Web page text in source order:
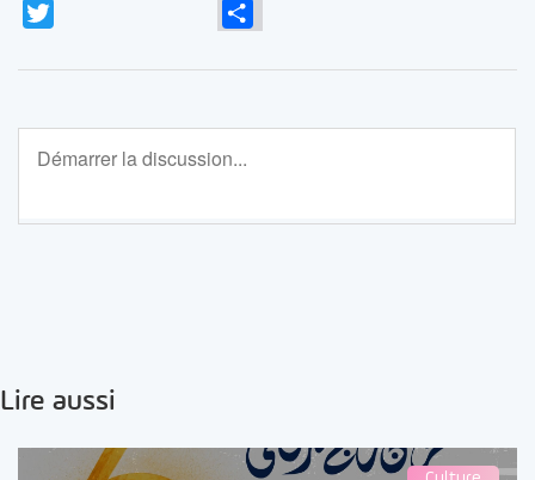
Lire aussi